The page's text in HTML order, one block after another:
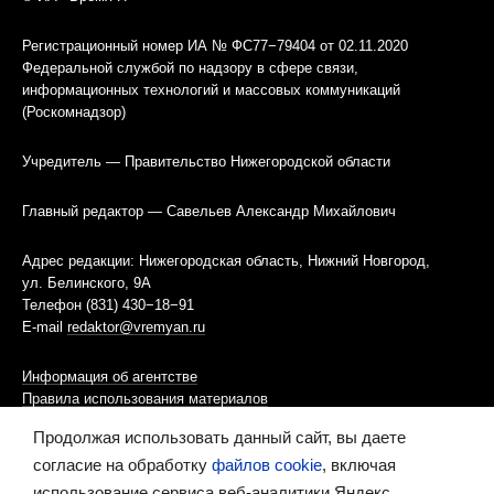
Регистрационный номер ИА № ФС77−79404 от 02.11.2020
Федеральной службой по надзору в сфере связи,
информационных технологий и массовых коммуникаций
(Роскомнадзор)
Учредитель — Правительство Нижегородской области
Главный редактор — Савельев Александр Михайлович
Адрес редакции: Нижегородская область, Нижний Новгород,
ул. Белинского, 9А
Телефон (831) 430−18−91
E-mail redaktor@vremyan.ru
Информация об агентстве
Правила использования материалов
Информационная политика использования «cookies»-файлов
Продолжая использовать данный сайт, вы даете
согласие на обработку файлов cookie, включая